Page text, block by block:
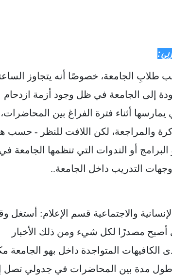
طلابِ الجامعة، خصوصًا أنه يتجاوز
إلى الجامعة في ظل وجود أزمة ازدحام
أثناء فترة الفراغ بين المحاضرات،
والمراجعة، لكن اللافت للنظر - حسب
أو الندوات التي تنظمها الجامعة
وجهات التدريب داخل الجامعة..
والاجتماعية قسم الإعلام: أستغل
أصبح مصدرًا لكل شيء ومن ذلك الأخبار
الكافيهات المتواجدة داخل بهو الجامعة
مدة بين المحاضرات في جدولي تصل